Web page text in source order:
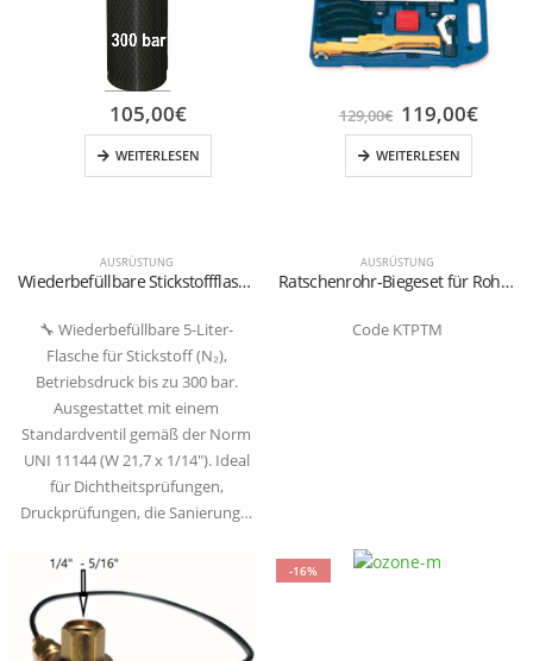
AUSRÜSTUNG
Wiederbefüllbare Stickstoffflasche – 5 Lt / 300 Bar
🔧 Wiederbefüllbare 5-Liter-
Flasche für Stickstoff (N₂),
Betriebsdruck bis zu 300 bar.
Ausgestattet mit einem
Standardventil gemäß der Norm
UNI 11144 (W 21,7 x 1/14″). Ideal
für Dichtheitsprüfungen,
Druckprüfungen, die Sanierung…
105,00€
WEITERLESEN
AUSRÜSTUNG
Ratschenrohr-Biegeset für Rohre in Millimetern
Code KTPTM
129,00€ 119,00€
WEITERLESEN
-16%